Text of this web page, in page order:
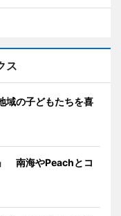
ス
の子どもたちを喜
南海やPeachとコ